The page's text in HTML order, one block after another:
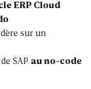
ERP Cloud
sur un
SAP au no-code